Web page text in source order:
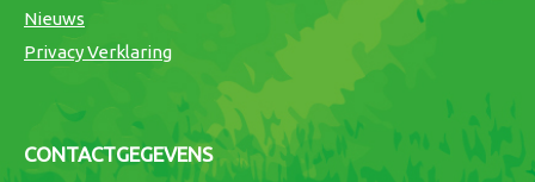
Nieuws
Privacy Verklaring
CONTACTGEGEVENS